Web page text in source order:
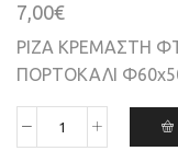
7,00€
ΡΙΖΑ ΚΡΕΜΑΣΤΗ
ΠΟΡΤΟΚΑΛΙ